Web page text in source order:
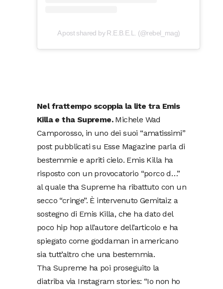
A post shared by R.E.B.E.L. (@rebel_mag)
Nel frattempo scoppia la lite tra Emis
Killa e tha Supreme.Michele Wad
Camporosso, in uno dei suoi “amatissimi”
post pubblicati su Esse Magazine parla di
bestemmie e apriti cielo. Emis Killa ha
risposto con un provocatorio “porco d…”
al quale tha Supreme ha ribattuto con un
secco “cringe”. È intervenuto Gemitaiz a
sostegno di Emis Killa, che ha dato del
poco hip hop all’autore dell’articolo e ha
spiegato come goddaman in americano
sia tutt’altro che una bestemmia.
Tha Supreme ha poi proseguito la
diatriba via Instagram stories: “Io non ho